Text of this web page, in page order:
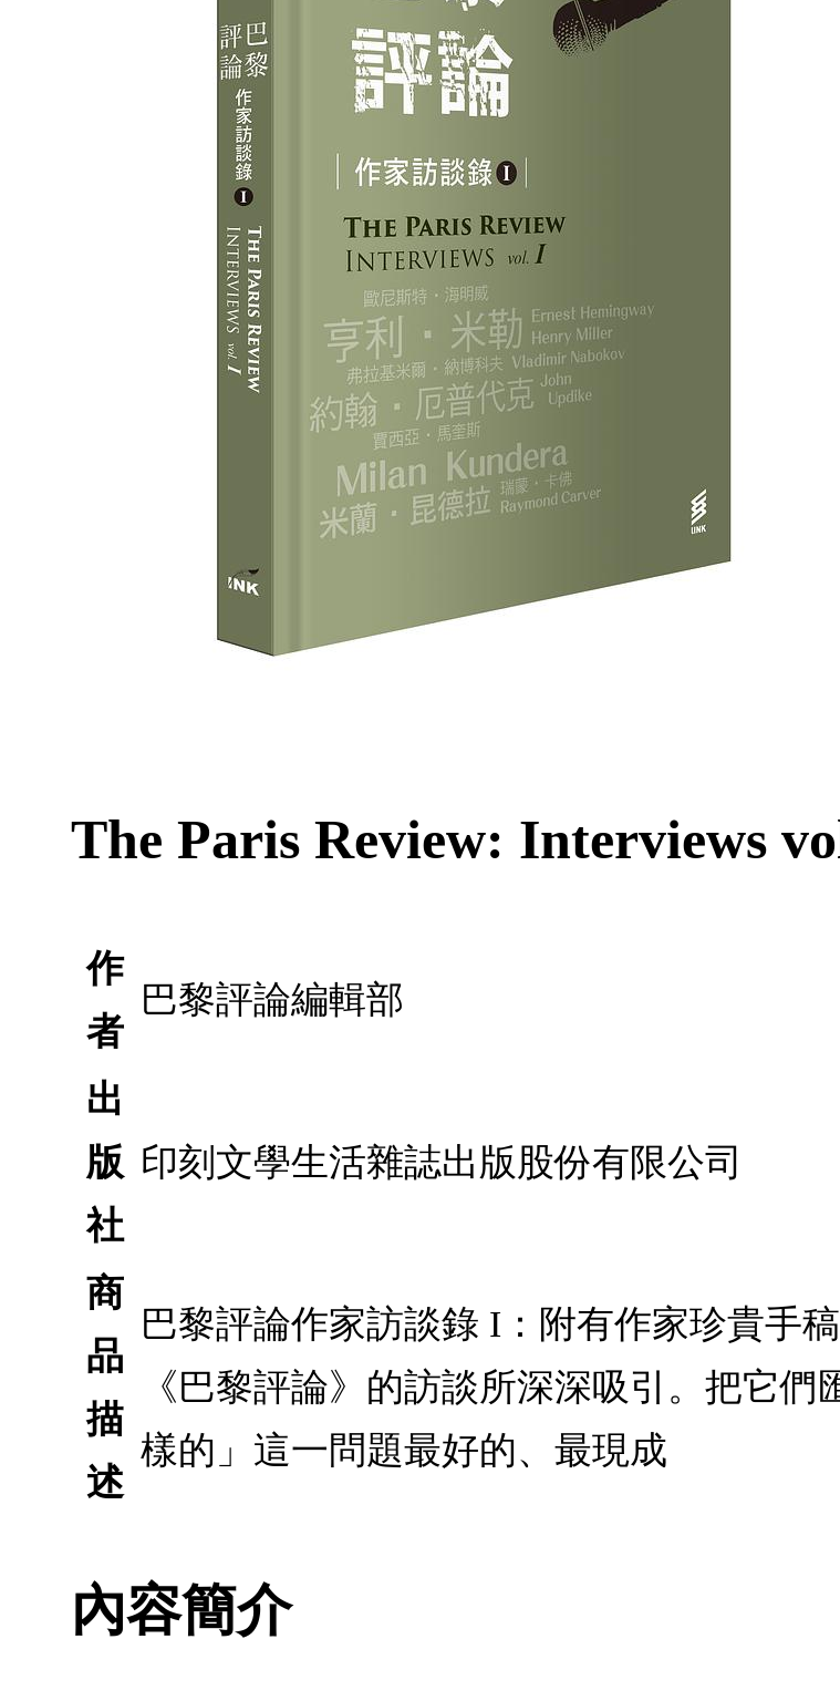
The Paris Review: Interviews
作
者
巴黎評論編輯部
出
版
社
印刻文學生活雜誌出版股份有限公司
商
品
描
述
巴黎評論作家訪談錄 I：附有作家珍貴手
《巴黎評論》的訪談所深深吸引。把它
樣的」這一問題最好的、最現成
內容簡介